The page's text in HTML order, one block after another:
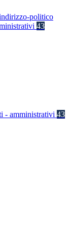
politico
43
- amministrativi 43